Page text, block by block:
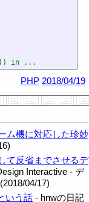
in ...
PHP 2018/04/19
ム機に対応した珍妙
て反省までさせるデ
Interactive - デ
04/17)
いう話 - hnwの日記